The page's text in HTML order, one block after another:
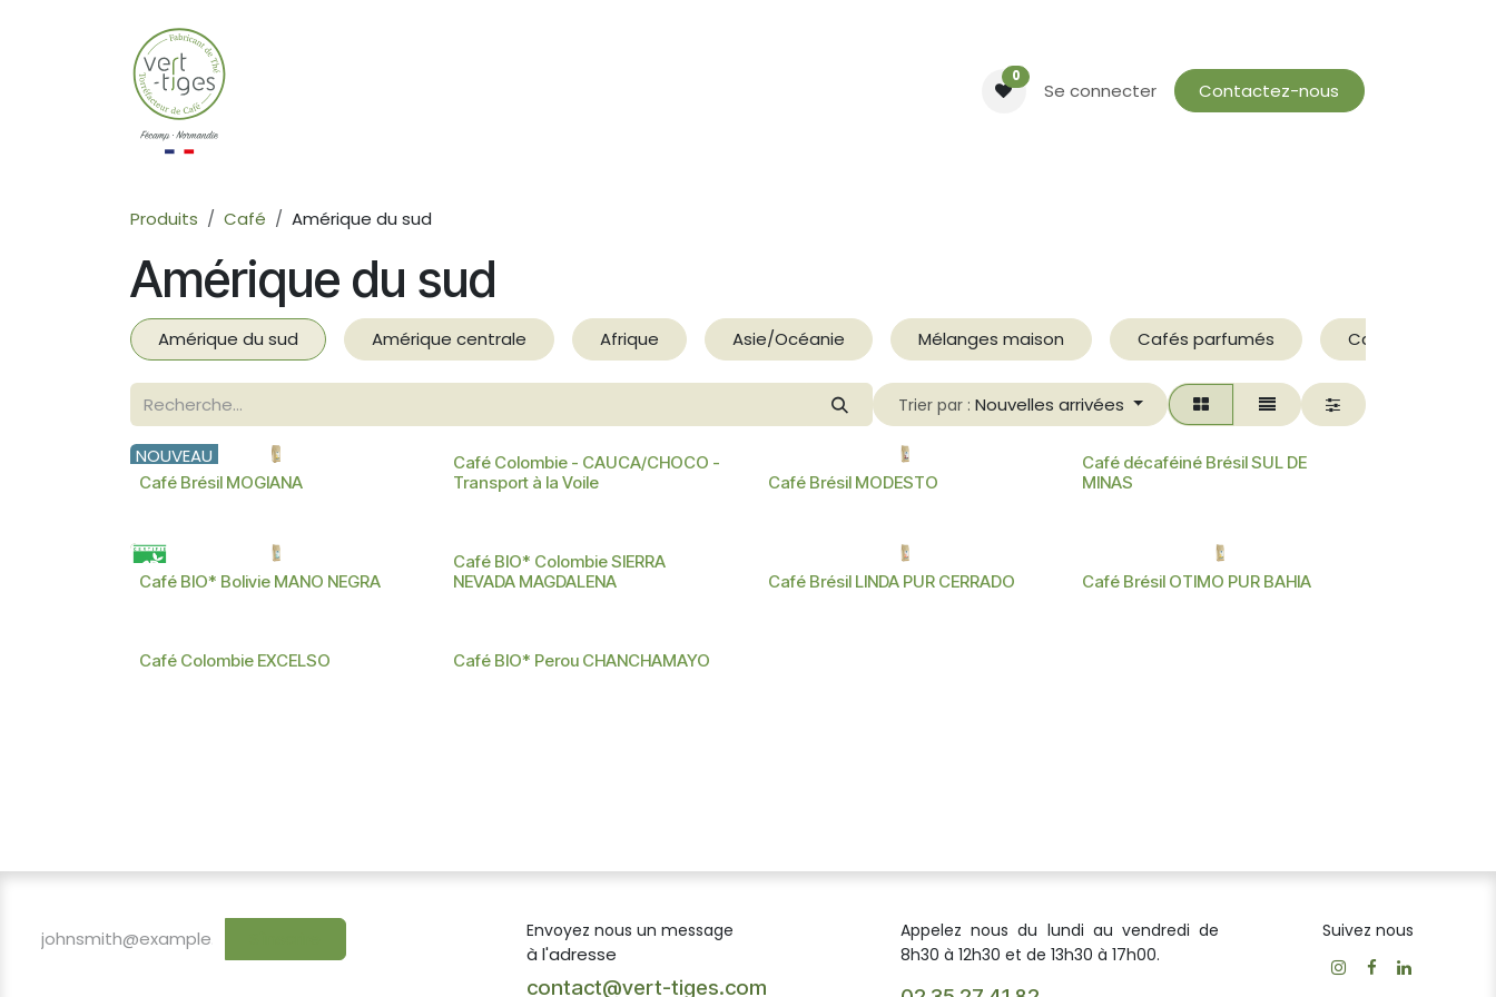
0
Se connecter Contactez-nous
Produits Café Amérique du sud
Amérique du sud
Amérique du sud Amérique centrale Afrique Asie/Océanie Mélanges maison Cafés parfumés Capsules
Trier par : Nouvelles arrivées
NOUVEAU
Café Brésil MOGIANA
Café Colombie - CAUCA/CHOCO -
Transport à la Voile
Café Brésil MODESTO
Café décaféiné Brésil SUL DE
MINAS
BIO
Café BIO* Bolivie MANO NEGRA
BIO
Café BIO* Colombie SIERRA
NEVADA MAGDALENA
Café Brésil LINDA PUR CERRADO Café Brésil OTIMO PUR BAHIA
Café Colombie EXCELSO BIO
Café BIO* Perou CHANCHAMAYO
Suivez nous
Envoyez nous un message
à l'adresse
contact@vert-tiges.com
Appelez nous du lundi au vendredi de
8h30 à 12h30 et de 13h30 à 17h00.